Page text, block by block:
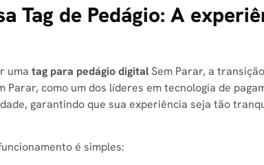
Tag de Pedágio: A
uma tag para pedágio digitalSem Parar, a
Parar, como um dos líderes em tecnologia de
garantindo que sua experiência seja tão
é simples: